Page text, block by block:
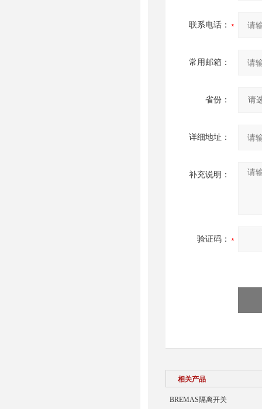
联系电话：
常用邮箱：
省份：
详细地址：
补充说明：
验证码：
相关产品
BREMAS隔离开关